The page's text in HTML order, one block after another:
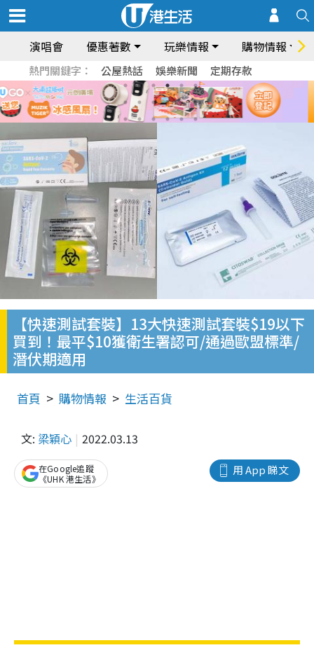
演唱會 優惠著數 玩樂情報 購物情報
熱門關鍵字： 公屋熱話 娛樂新聞 定期存款
【快速測試套裝】13大快速測試套裝$19以下
買到！最平$10獲衛生署認可/通過歐盟標準/
潛伏期適用
首頁 購物情報 生活百貨
文: 梁穎心 2022.03.13
用 App 睇文
在Google追蹤
《UHK 港生活》